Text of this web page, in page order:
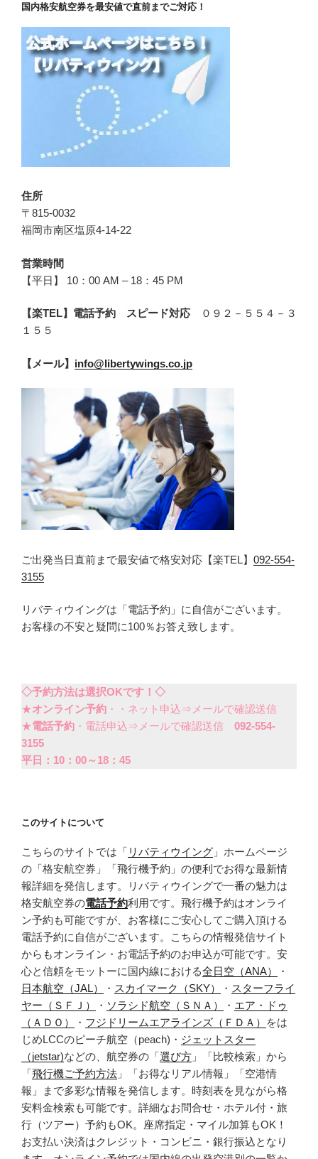
国内格安航空券を最安値で直前までご対応！
住所
〒815-0032
福岡市南区塩原4-14-22
営業時間
【平日】 10：00 AM – 18：45 PM
【楽TEL】電話予約 スピード対応
０９２－５５４－３
１５５
【メール】 info@libertywings.co.jp
ご出発当日直前まで最安値で格安対応【楽TEL】 092-554-
3155
リバティウイングは「電話予約」に自信がございます。
お客様の不安と疑問に100％お答え致します。
◇予約方法は選択OKです！◇
★オンライン予約 ・・ネット申込⇒メールで確認送信
★電話予約 ・電話申込⇒メールで確認送信 092-554-
3155
平日：10：00～18：45
このサイトについて
こちらのサイトでは「 リバティウイング 」ホームページ
の「格安航空券」「飛行機予約」の便利でお得な最新情
報詳細を発信します。リバティウイングで一番の魅力は
格安航空券の電話予約利用です。飛行機予約はオンライ
ン予約も可能ですが、お客様にご安心してご購入頂ける
電話予約に自信がございます。こちらの情報発信サイト
からもオンライン・お電話予約のお申込が可能です。安
心と信頼をモットーに国内線における全日空（ANA）
・
日本航空（JAL）
・ スカイマーク（SKY） ・ スターフライ
ヤー（ＳＦＪ）
・ ソラシド航空（ＳＮＡ） ・ エア・ドゥ
（ＡＤＯ）
・ フジドリームエアラインズ（ＦＤＡ）
をは
じめLCCのピーチ航空（peach)・ ジェットスター
（jetstar)などの、航空券の「選び方 」「比較検索」から
「飛行機ご予約方法 」「お得なリアル情報」「空港情
報」まで多彩な情報を発信します。時刻表を見ながら格
安料金検索も可能です。詳細なお問合せ・ホテル付・旅
行（ツアー）予約もOK。座席指定・マイル加算もOK！
お支払い決済はクレジット・コンビニ・銀行振込となり